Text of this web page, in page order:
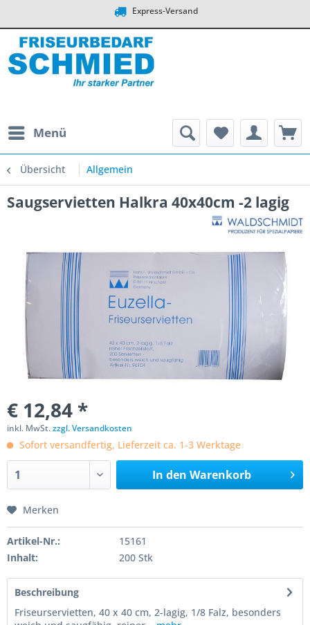
Express-Versand
Menü
Übersicht Allgemein
Saugservietten Halkra 40x40cm -2 lagig
€ 12,84 *
inkl. MwSt.zzgl. Versandkosten
Sofort versandfertig, Lieferzeit ca. 1-3 Werktage
In den Warenkorb
Merken
Artikel-Nr.:
15161
Inhalt:
200 Stk
Beschreibung
Friseurservietten, 40 x 40 cm, 2-lagig, 1/8 Falz, besonders